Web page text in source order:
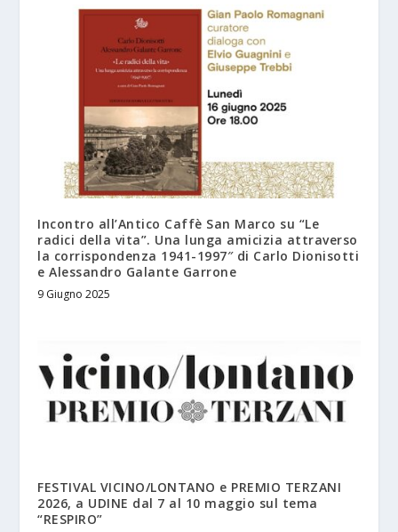
Incontro all’Antico Caffè San Marco su “Le
radici della vita”. Una lunga amicizia attraverso
la corrispondenza 1941-1997″ di Carlo Dionisotti
e Alessandro Galante Garrone
9 Giugno 2025
FESTIVAL VICINO/LONTANO e PREMIO TERZANI
2026, a UDINE dal 7 al 10 maggio sul tema
“RESPIRO”